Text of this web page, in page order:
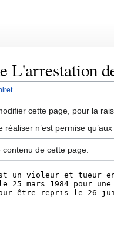
L'arrestation
cette page, pour la
réaliser n’est permise
de cette page.